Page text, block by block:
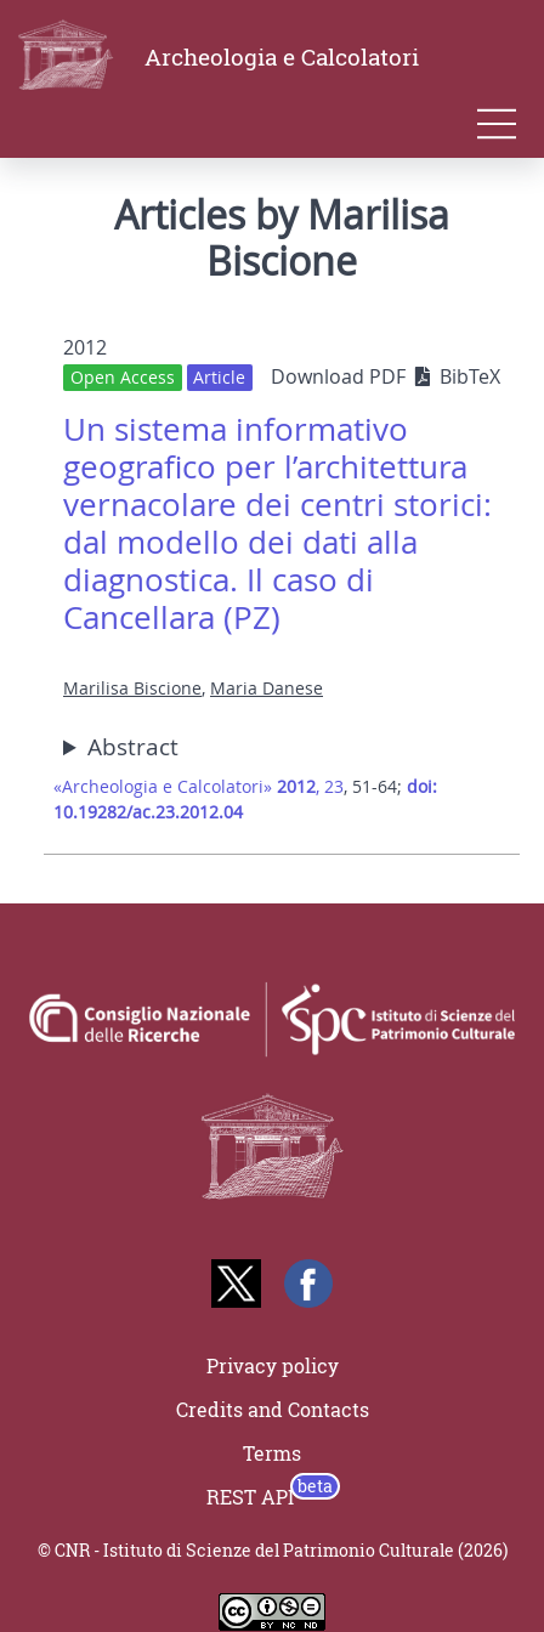
Archeologia e Calcolatori
Articles by Marilisa
Biscione
2012
Open Access Article Download PDF BibTeX
Un sistema informativo
geografico per l’architettura
vernacolare dei centri storici:
dal modello dei dati alla
diagnostica. Il caso di
Cancellara (PZ)
Marilisa Biscione, Maria Danese
Abstract
«Archeologia e Calcolatori» 2012, 23, 51-64; doi:
10.19282/ac.23.2012.04
Privacy policy
Credits and Contacts
Terms
REST API
© CNR - Istituto di Scienze del Patrimonio Culturale (2026)